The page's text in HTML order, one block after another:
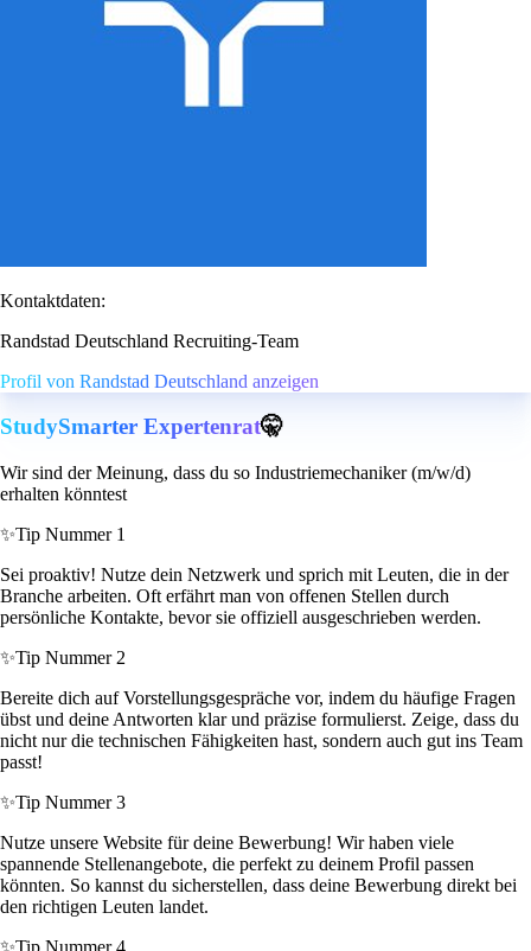
Kontaktdaten:
Randstad Deutschland Recruiting-Team
Profil von Randstad Deutschland anzeigen
StudySmarter Expertenrat🤫
Wir sind der Meinung, dass du so Industriemechaniker (m/w/d)
erhalten könntest
✨Tip Nummer 1
Sei proaktiv! Nutze dein Netzwerk und sprich mit Leuten, die in der
Branche arbeiten. Oft erfährt man von offenen Stellen durch
persönliche Kontakte, bevor sie offiziell ausgeschrieben werden.
✨Tip Nummer 2
Bereite dich auf Vorstellungsgespräche vor, indem du häufige Fragen
übst und deine Antworten klar und präzise formulierst. Zeige, dass du
nicht nur die technischen Fähigkeiten hast, sondern auch gut ins Team
passt!
✨Tip Nummer 3
Nutze unsere Website für deine Bewerbung! Wir haben viele
spannende Stellenangebote, die perfekt zu deinem Profil passen
könnten. So kannst du sicherstellen, dass deine Bewerbung direkt bei
den richtigen Leuten landet.